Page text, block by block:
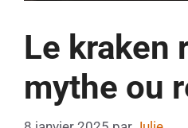
Le kraken
mythe ou